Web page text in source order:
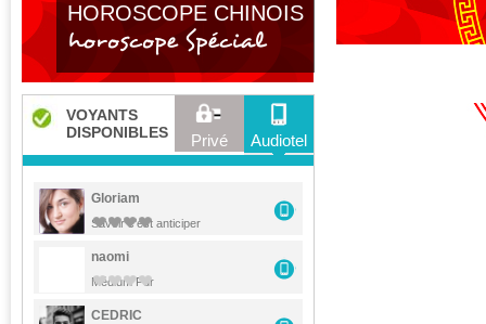
HOROSCOPE CHINOIS
horoscope Spécial
VOYANTS
DISPONIBLES
Privé Audiotel
Gloriam
Savoir c'est anticiper
naomi
Médium Pur
CEDRIC